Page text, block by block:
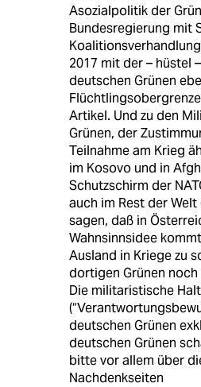
Asozialpolitik der
Bundesregierung mit
2017 mit der – hüstel
deutschen Grünen
Artikel. Und zu den
Grünen, der
Teilnahme am Krieg
im Kosovo und in
Schutzschirm der
auch im Rest der
sagen, daß in
Wahnsinnsidee
Ausland in Kriege zu
dortigen Grünen noch
Die militaristische
deutschen Grünen
deutschen Grünen
bitte vor allem über
Nachdenkseiten